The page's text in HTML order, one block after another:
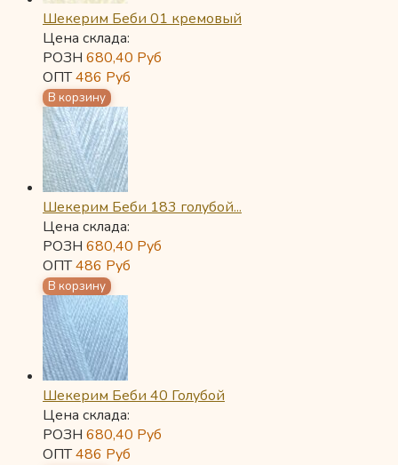
Шекерим Беби 01 кремовый
Цена склада:
РОЗН 680,40 Руб
ОПТ486 Руб
Шекерим Беби 183 голубой...
Цена склада:
РОЗН 680,40 Руб
ОПТ486 Руб
Шекерим Беби 40 Голубой
Цена склада:
РОЗН 680,40 Руб
ОПТ486 Руб